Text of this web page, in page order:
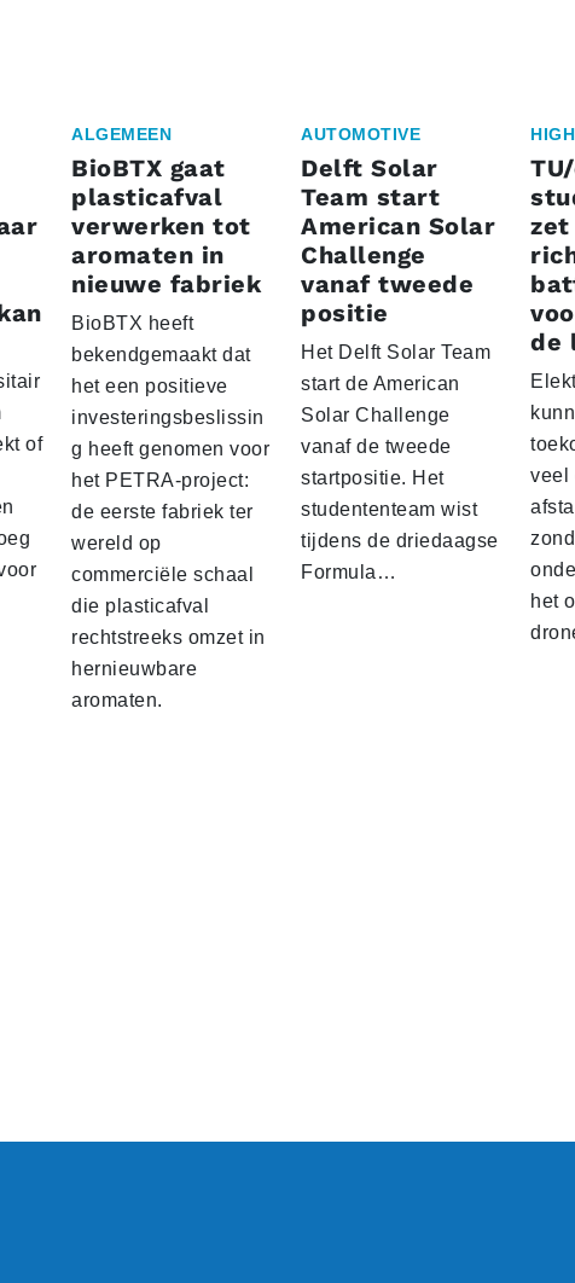
of
ALGEMEEN
BioBTX gaat
plasticafval
verwerken tot
aromaten in
nieuwe fabriek
BioBTX heeft
bekendgemaakt dat
het een positieve
investeringsbeslissin
g heeft genomen voor
het PETRA-project:
de eerste fabriek ter
wereld op
commerciële schaal
die plasticafval
rechtstreeks omzet in
hernieuwbare
aromaten.
AUTOMOTIVE
Delft Solar
Team start
American Solar
Challenge
vanaf tweede
positie
Het Delft Solar Team
start de American
Solar Challenge
vanaf de tweede
startpositie. Het
studententeam wist
tijdens de driedaagse
Formula…
zet
de
veel
het